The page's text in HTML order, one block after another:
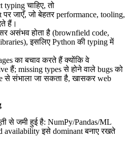
चाहिए, तो
जाएँ, जो बेहतर performance, tooling,
हैं।
असंभव होता है (brownfield code,
इसलिए Python की typing में
का बचाव करते हैं क्योंकि वे
हैं; missing types से होने वाले bugs को
से संभाला जा सकता है, खासकर web
से जमी हुई है: NumPy/Pandas/ML
availability इसे dominant बनाए रखते